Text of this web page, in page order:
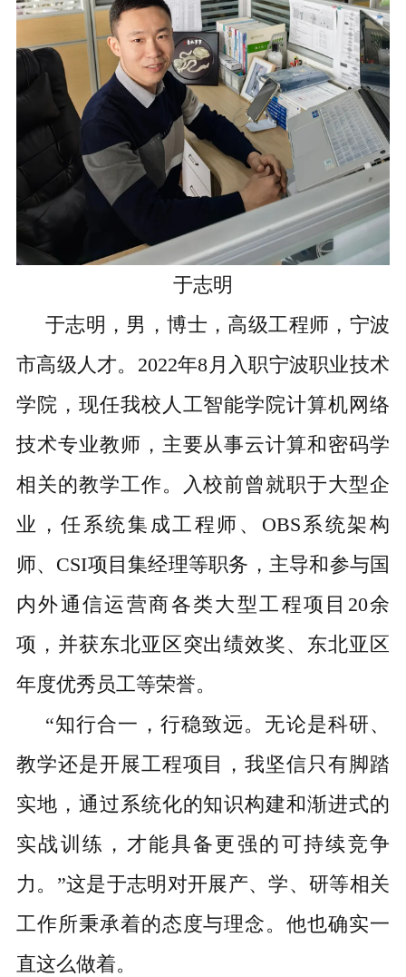
于志明
于志明，男，博士，高级工程师，宁波
市高级人才。2022年8月入职宁波职业技术
学院，现任我校人工智能学院计算机网络
技术专业教师，主要从事云计算和密码学
相关的教学工作。入校前曾就职于大型企
业，任系统集成工程师、OBS系统架构
师、CSI项目集经理等职务，主导和参与国
内外通信运营商各类大型工程项目20余
项，并获东北亚区突出绩效奖、东北亚区
年度优秀员工等荣誉。
“知行合一，行稳致远。无论是科研、
教学还是开展工程项目，我坚信只有脚踏
实地，通过系统化的知识构建和渐进式的
实战训练，才能具备更强的可持续竞争
力。”这是于志明对开展产、学、研等相关
工作所秉承着的态度与理念。他也确实一
直这么做着。